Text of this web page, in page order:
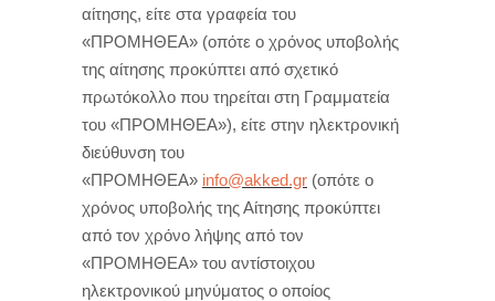
αίτησης, είτε στα γραφεία του
«ΠΡΟΜΗΘΕΑ» (οπότε ο χρόνος υποβολής
της αίτησης προκύπτει από σχετικό
πρωτόκολλο που τηρείται στη Γραμματεία
του «ΠΡΟΜΗΘΕΑ»), είτε στην ηλεκτρονική
διεύθυνση του
«ΠΡΟΜΗΘΕΑ» info@akked.gr (οπότε ο
χρόνος υποβολής της Αίτησης προκύπτει
από τον χρόνο λήψης από τον
«ΠΡΟΜΗΘΕΑ» του αντίστοιχου
ηλεκτρονικού μηνύματος ο οποίος